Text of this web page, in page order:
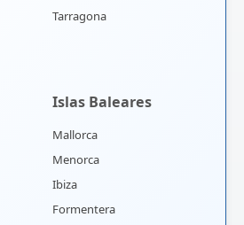
Tarragona
Islas Baleares
Mallorca
Menorca
Ibiza
Formentera